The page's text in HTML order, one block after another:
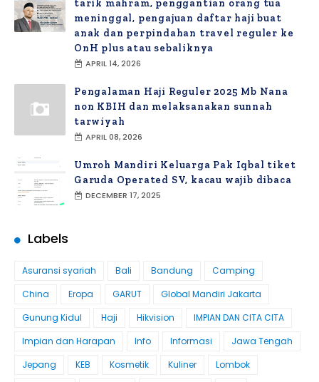
tarik mahram, penggantian orang tua
meninggal, pengajuan daftar haji buat
anak dan perpindahan travel reguler ke
OnH plus atau sebaliknya
APRIL 14, 2026
Pengalaman Haji Reguler 2025 Mb Nana
non KBIH dan melaksanakan sunnah
tarwiyah
APRIL 08, 2026
Umroh Mandiri Keluarga Pak Iqbal tiket
Garuda Operated SV, kacau wajib dibaca
DECEMBER 17, 2025
Labels
Asuransi syariah Bali Bandung
Camping
China
Eropa GARUT
Global Mandiri Jakarta
Gunung Kidul
Haji Hikvision
IMPIAN DAN CITA CITA
Impian dan Harapan
Info Informasi
Jawa Tengah
Jepang
KEB Kosmetik Kuliner
Lombok